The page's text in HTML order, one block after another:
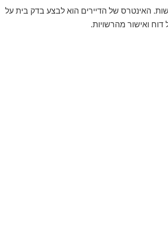
האינטרס של הדיירים הוא לבצע בדק בית על
ואישור מהרשויות.